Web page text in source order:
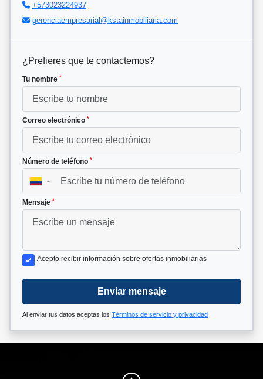
+573023224937
gerenciaempresarial@kstainmobiliaria.com
¿Prefieres que te contactemos?
Tu nombre *
Correo electrónico *
Número de teléfono *
▼
Mensaje *
Acepto recibir información sobre ofertas inmobiliarias
Enviar mensaje
Al enviar tus datos aceptas los Términos de servicio y privacidad